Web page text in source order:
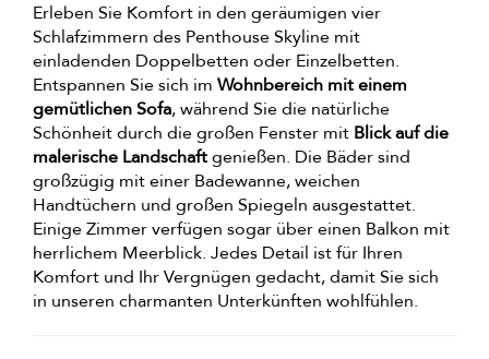
Erleben Sie Komfort in den geräumigen vier
Schlafzimmern des Penthouse Skyline mit
einladenden Doppelbetten oder Einzelbetten.
Entspannen Sie sich im Wohnbereich mit einem
gemütlichen Sofa, während Sie die natürliche
Schönheit durch die großen Fenster mit Blick auf die
malerische Landschaftgenießen. Die Bäder sind
großzügig mit einer Badewanne, weichen
Handtüchern und großen Spiegeln ausgestattet.
Einige Zimmer verfügen sogar über einen Balkon mit
herrlichem Meerblick. Jedes Detail ist für Ihren
Komfort und Ihr Vergnügen gedacht, damit Sie sich
in unseren charmanten Unterkünften wohlfühlen.